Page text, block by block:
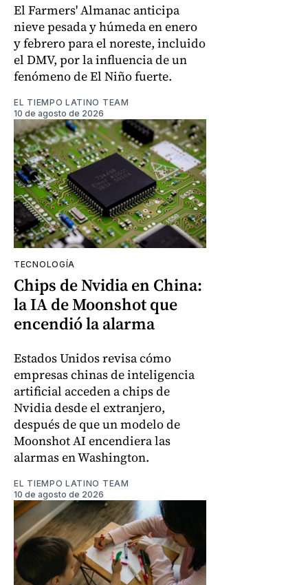
El Farmers' Almanac anticipa
nieve pesada y húmeda en enero
y febrero para el noreste, incluido
el DMV, por la influencia de un
fenómeno de El Niño fuerte.
EL TIEMPO LATINO TEAM
10 de agosto de 2026
TECNOLOGÍA
Chips de Nvidia en China:
la IA de Moonshot que
encendió la alarma
Estados Unidos revisa cómo
empresas chinas de inteligencia
artificial acceden a chips de
Nvidia desde el extranjero,
después de que un modelo de
Moonshot AI encendiera las
alarmas en Washington.
EL TIEMPO LATINO TEAM
10 de agosto de 2026